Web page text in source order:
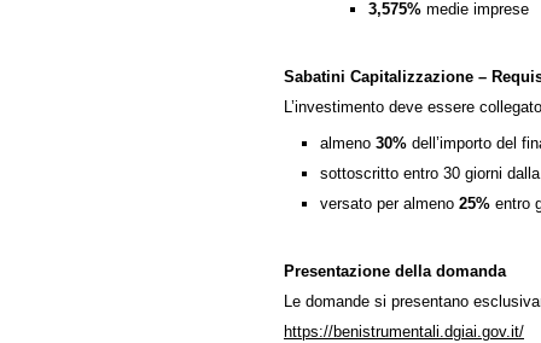
3,575% medie imprese
Sabatini Capitalizzazione –
L’investimento deve essere
almeno 30% dell’importo del
sottoscritto entro 30 giorni
versato per almeno 25% entro
Presentazione della domanda
Le domande si presentano
https://benistrumentali.dgiai.gov.it/